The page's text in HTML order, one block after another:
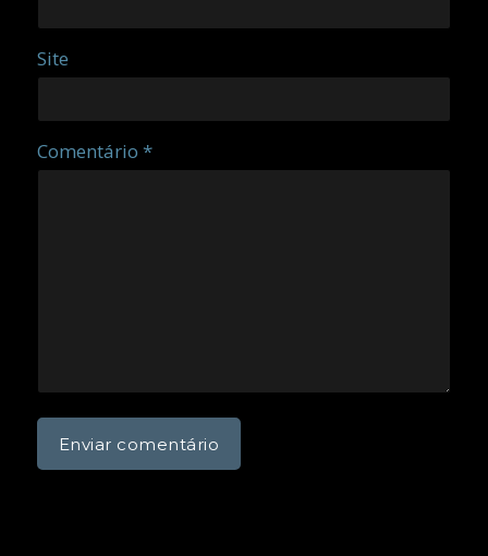
Site
Comentário *